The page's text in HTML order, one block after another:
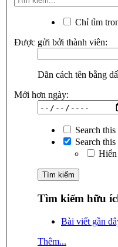
Chỉ tìm
Được gửi bởi thành viên:
Dãn cách tên bằng
Mới hơn ngày:
Search
Search
Hiển
Tìm kiếm hữu
Bài viết gần
Thêm...